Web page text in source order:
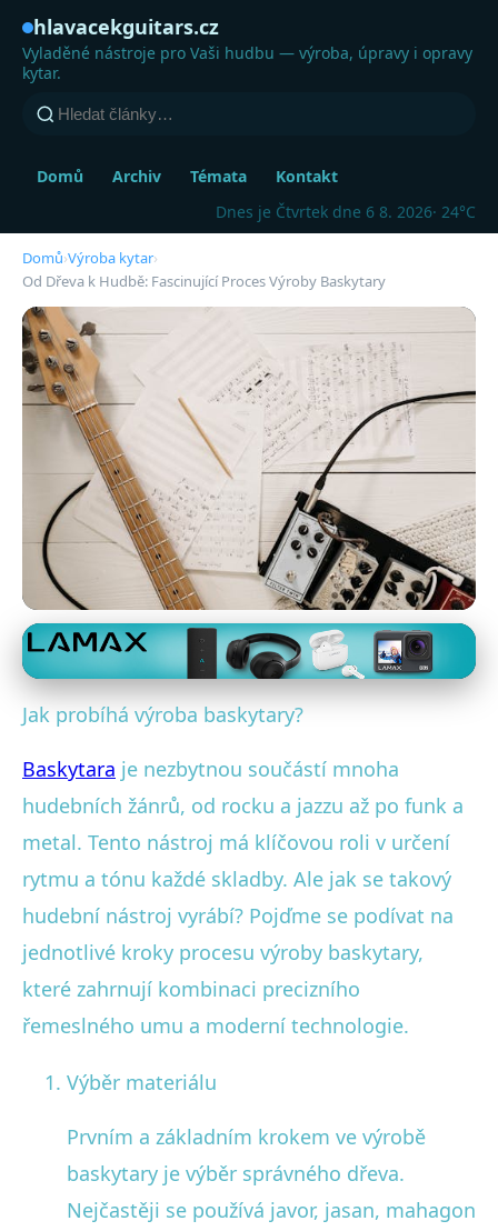
hlavacekguitars.cz
Vyladěné nástroje pro Vaši hudbu — výroba, úpravy i opravy
kytar.
Domů Archiv Témata
Kontakt
Dnes je Čtvrtek dne 6 8. 2026· 24°C
Domů›Výroba kytar›
Od Dřeva k Hudbě: Fascinující Proces Výroby Baskytary
Výroba kytar
Od Dřeva k Hudbě: Fascinující
Proces Výroby Baskytary
11. 2. 2026· 4 min čtení · Autor: Lukáš Vorel
Jak probíhá výroba baskytary?
Baskytara je nezbytnou součástí mnoha
hudebních žánrů, od rocku a jazzu až po funk a
metal. Tento nástroj má klíčovou roli v určení
rytmu a tónu každé skladby. Ale jak se takový
hudební nástroj vyrábí? Pojďme se podívat na
jednotlivé kroky procesu výroby baskytary,
které zahrnují kombinaci precizního
řemeslného umu a moderní technologie.
Výběr materiálu
Prvním a základním krokem ve výrobě
baskytary je výběr správného dřeva.
Nejčastěji se používá javor, jasan, mahagon